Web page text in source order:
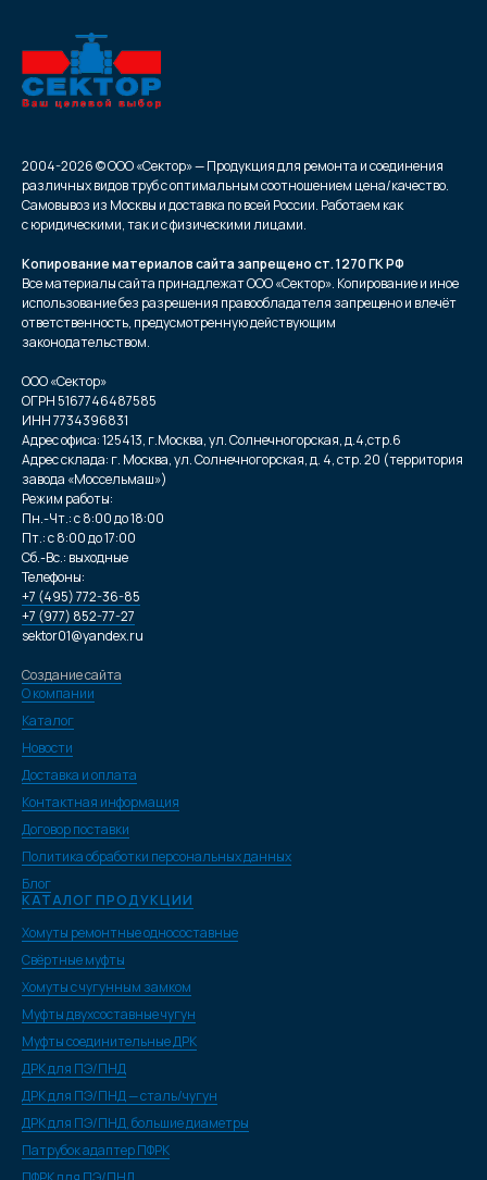
2004-2026 © ООО «Сектор» — Продукция для ремонта и соединения
различных видов труб с оптимальным соотношением цена/качество.
Самовывоз из Москвы и доставка по всей России. Работаем как
с юридическими, так и с физическими лицами.
Копирование материалов сайта запрещено ст. 1270 ГК РФ
Все материалы сайта принадлежат ООО «Сектор». Копирование и иное
использование без разрешения правообладателя запрещено и влечёт
ответственность, предусмотренную действующим
законодательством.
ООО «Сектор»
ОГРН 5167746487585
ИНН 7734396831
Адрес офиса: 125413, г.Москва, ул. Солнечногорская, д.4,стр.6
Адрес склада: г. Москва, ул. Солнечногорская, д. 4, стр. 20 (территория
завода «Моссельмаш»)
Режим работы:
Пн.-Чт.: с 8:00 до 18:00
Пт.: с 8:00 до 17:00
Сб.-Вс.: выходные
Телефоны:
+7 (495) 772-36-85
+7 (977) 852-77-27
sektor01@yandex.ru
Создание сайта
О компании
Каталог
Новости
Доставка и оплата
Контактная информация
Договор поставки
Политика обработки персональных данных
Блог
КАТАЛОГ ПРОДУКЦИИ
Хомуты ремонтные односоставные
Свёртные муфты
Хомуты с чугунным замком
Муфты двухсоставные чугун
Муфты соединительные ДРК
ДРК для ПЭ/ПНД
ДРК для ПЭ/ПНД — сталь/чугун
ДРК для ПЭ/ПНД, большие диаметры
Патрубок адаптер ПФРК